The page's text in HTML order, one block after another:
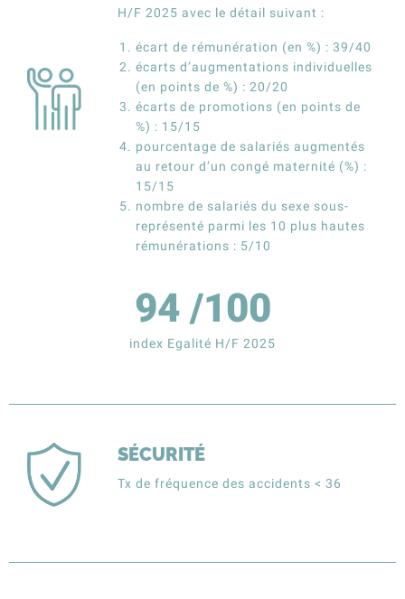
H/F 2025 avec le détail suivant :
écart de rémunération (en %) : 39/40
écarts d’augmentations individuelles
(en points de %) : 20/20
écarts de promotions (en points de
%) : 15/15
pourcentage de salariés augmentés
au retour d’un congé maternité (%) :
15/15
nombre de salariés du sexe sous-
représenté parmi les 10 plus hautes
rémunérations : 5/10
94 /100
index Egalité H/F 2025
SÉCURITÉ
Tx de fréquence des accidents < 36